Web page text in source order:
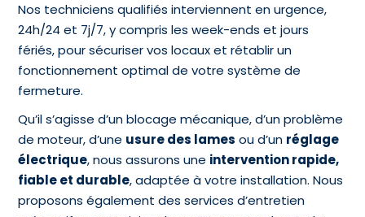
Nos techniciens qualifiés interviennent en urgence,
24h/24 et 7j/7, y compris les week-ends et jours
fériés, pour sécuriser vos locaux et rétablir un
fonctionnement optimal de votre système de
fermeture.
Qu’il s’agisse d’un blocage mécanique, d’un problème
de moteur, d’une usure des lames ou d’un réglage
électrique, nous assurons une intervention rapide,
fiable et durable, adaptée à votre installation. Nous
proposons également des services d’entretien